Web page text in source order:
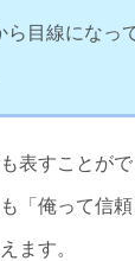
ら目線になっ
表すことが
「俺って信
ます。